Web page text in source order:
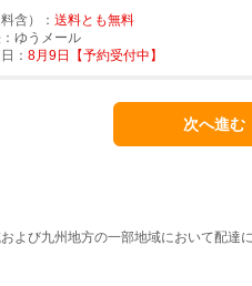
含）： 送料とも無料
ゆうメール
： 8月9日【予約受付中】
よび九州地方の一部地域において配